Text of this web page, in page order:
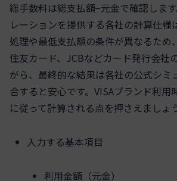
総手数料は総支払額−元金で確認しま
レーションを提供する各社の計算仕様
処理や最低支払額の条件が異なるため
住友カード、JCBなどカード発行会社
がら、最終的な結果は各社の公式シミ
合すると安心です。VISAブランド利用
に従って計算される点を押さえましょう
入力する基本項目
利用金額（元金）